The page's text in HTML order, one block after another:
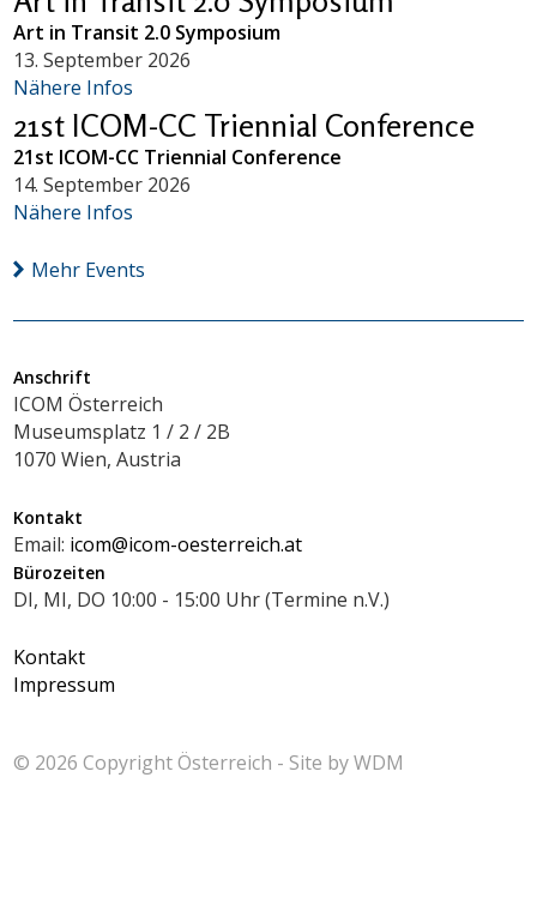
Art in Transit 2.0 Symposium
13. September 2026
Nähere Infos
21st ICOM-CC Triennial Conference
21st ICOM-CC Triennial Conference
14. September 2026
Nähere Infos
Mehr Events
Anschrift
ICOM Österreich
Museumsplatz 1 / 2 / 2B
1070 Wien, Austria
Kontakt
Email: icom@icom-oesterreich.at
Bürozeiten
DI, MI, DO 10:00 - 15:00 Uhr (Termine n.V.)
Kontakt
Impressum
© 2026 CopyrightÖsterreich - Site byWDM